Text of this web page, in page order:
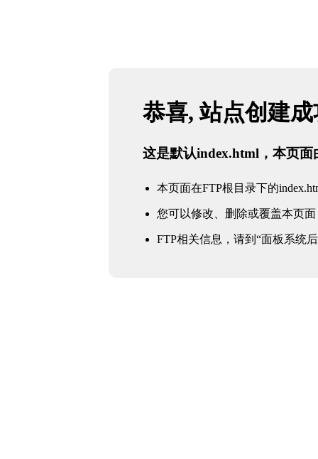
恭喜, 站点创建
这是默认index.html，本页面
本页面在FTP根目录下的
您可以修改、删除或覆盖本页面
FTP相关信息，请到“面板系统